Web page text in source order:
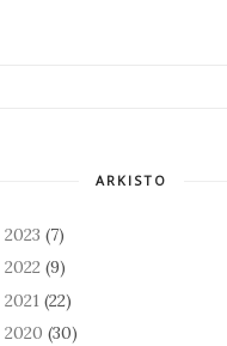
ARKISTO
2023 (7)
2022 (9)
2021 (22)
2020 (30)